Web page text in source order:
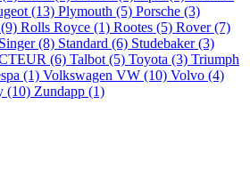
(13) Plymouth (5) Porsche (3)
Rolls Royce (1) Rootes (5) Rover (7)
Singer (8) Standard (6) Studebaker (3)
(6) Talbot (5) Toyota (3) Triumph
(1) Volkswagen VW (10) Volvo (4)
(10) Zundapp (1)